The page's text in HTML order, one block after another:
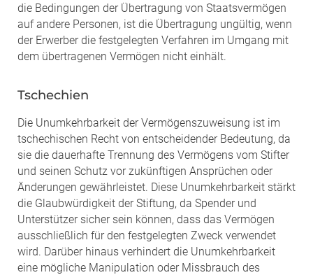
die Bedingungen der Übertragung von Staatsvermögen
auf andere Personen, ist die Übertragung ungültig, wenn
der Erwerber die festgelegten Verfahren im Umgang mit
dem übertragenen Vermögen nicht einhält.
Tschechien
Die Unumkehrbarkeit der Vermögenszuweisung ist im
tschechischen Recht von entscheidender Bedeutung, da
sie die dauerhafte Trennung des Vermögens vom Stifter
und seinen Schutz vor zukünftigen Ansprüchen oder
Änderungen gewährleistet. Diese Unumkehrbarkeit stärkt
die Glaubwürdigkeit der Stiftung, da Spender und
Unterstützer sicher sein können, dass das Vermögen
ausschließlich für den festgelegten Zweck verwendet
wird. Darüber hinaus verhindert die Unumkehrbarkeit
eine mögliche Manipulation oder Missbrauch des